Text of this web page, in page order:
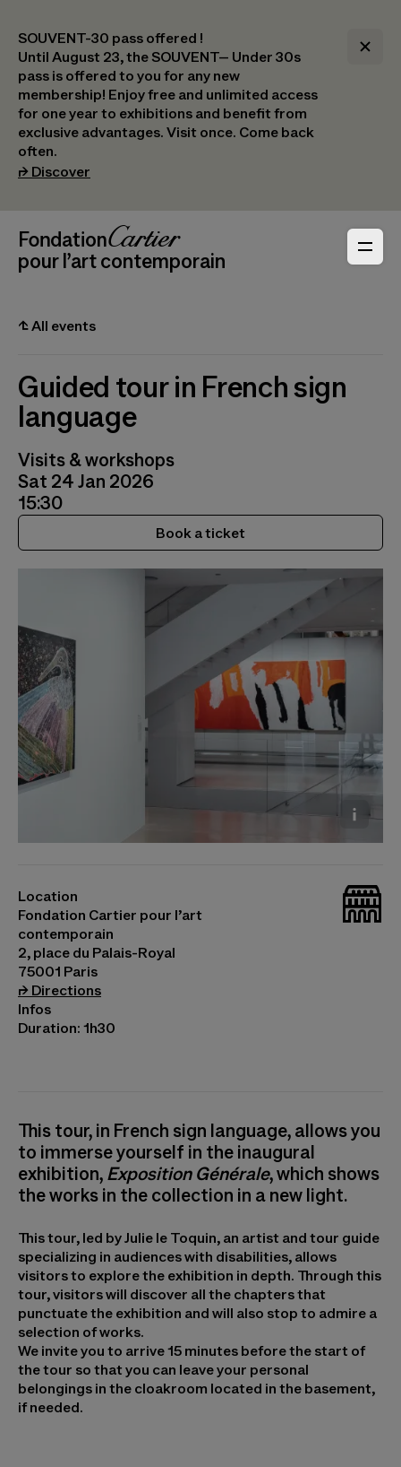
SOUVENT-30 pass offered !
Until August 23, the SOUVENT– Under 30s
pass is offered to you for any new
membership! Enjoy free and unlimited access
for one year to exhibitions and benefit from
exclusive advantages. Visit once. Come back
often.
⮣ Discover
Header Navigation
_logoFondation Cartier
pour l’art contemporain
⮤All events
Guided tour in French sign
language
Visits & workshops
Sat 24 Jan 2026
15:30
Book a ticket
Marcilhacy
_bat
Location
Fondation Cartier pour l’art
contemporain
2, place du Palais-Royal
75001 Paris
⮣ Directions(opens in a new tab)
Infos
Duration: 1h30
This tour, in French sign language, allows you
to immerse yourself in the inaugural
exhibition, Exposition Générale, which shows
the works in the collection in a new light.
This tour, led by Julie le Toquin, an artist and tour guide
specializing in audiences with disabilities, allows
visitors to explore the exhibition in depth. Through this
tour, visitors will discover all the chapters that
punctuate the exhibition and will also stop to admire a
selection of works.
We invite you to arrive 15 minutes before the start of
the tour so that you can leave your personal
belongings in the cloakroom located in the basement,
if needed.